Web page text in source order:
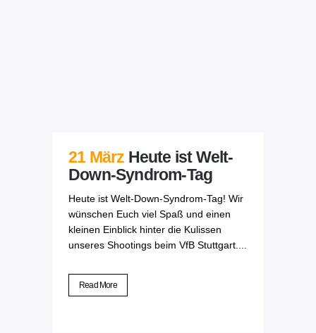
21 März Heute ist Welt-
Down-Syndrom-Tag
Heute ist Welt-Down-Syndrom-Tag! Wir
wünschen Euch viel Spaß und einen
kleinen Einblick hinter die Kulissen
unseres Shootings beim VfB Stuttgart....
Read More